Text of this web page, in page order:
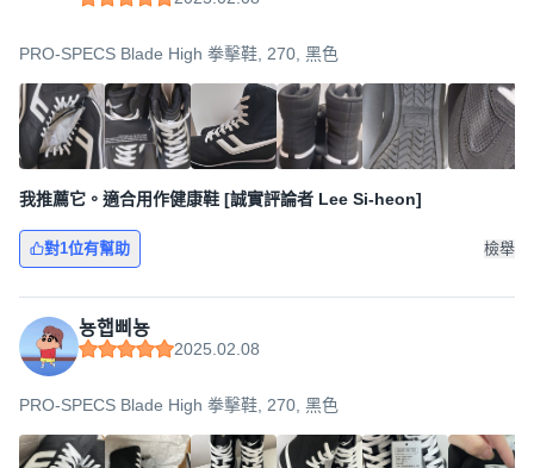
PRO-SPECS Blade High 拳擊鞋, 270, 黑色
我推薦它。適合用作健康鞋 [誠實評論者 Lee Si-heon]
對1位有幫助 檢舉
뇽햅삐뇽
2025.02.08
PRO-SPECS Blade High 拳擊鞋, 270, 黑色